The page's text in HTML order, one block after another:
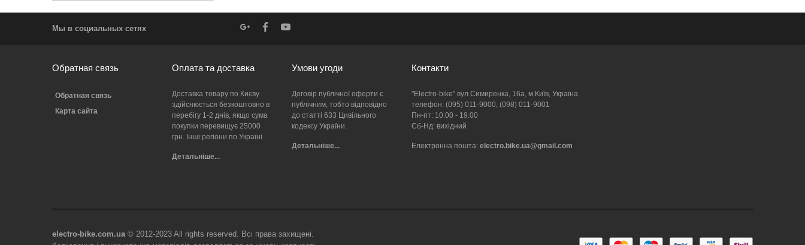
Мы в социальных сетях
Обратная связь
Обратная связь
Карта сайта
Оплата та доставка
Доставка товару по Києву
здійснюється безкоштовно в
перебігу 1-2 днів, якщо сума
покупки перевищує 25000
грн. Інші регіони по Україні
Детальніше...
Умови угоди
Договір публічної оферти є
публічним, тобто відповідно
до статті 633 Цивільного
кодексу України.
Детальніше...
Контакти
"Electro-bike" вул.Симиренка, 16а, м.Київ, Україна
телефон: (095) 011-9000, (098) 011-9001
Пн-пт: 10.00 - 19.00
Сб-Нд: вихідний
Електронна пошта: electro.bike.ua@gmail.com
electro-bike.com.ua© 2012-2023 All rights reserved. Всі права захищені.